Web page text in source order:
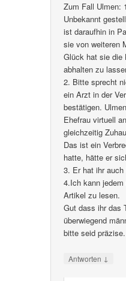
Zum Fall Ulmen:
Unbekannt
ist daraufhin in
sie von weiteren
Glück hat sie die
abhalten zu
2. Bitte sprecht
ein Arzt in der
bestätigen.
Ehefrau virtuell
gleichzeitig
Das ist ein
hatte, hätte er
3. Er hat ihr
4.Ich kann
Artikel zu lesen.
Gut dass ihr das
überwiegend
bitte seid präzise.
Antworten ↓